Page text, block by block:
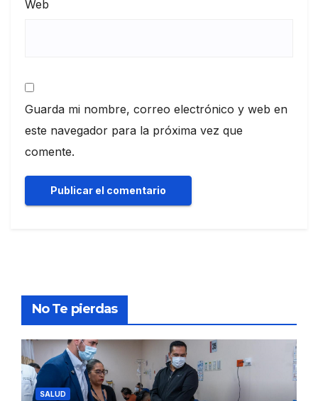
Web
Guarda mi nombre, correo electrónico y web en
este navegador para la próxima vez que
comente.
No Te pierdas
SALUD